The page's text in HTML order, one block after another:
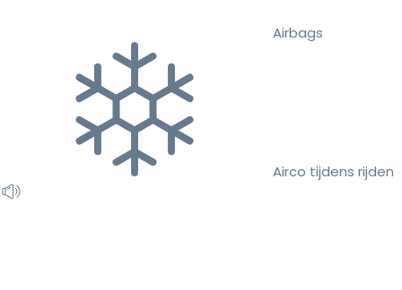
Airbags
Airco tijdens rijden